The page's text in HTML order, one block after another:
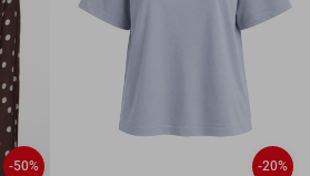
-50% -20%